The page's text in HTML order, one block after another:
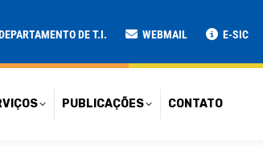
DE T.I. WEBMAIL E-SIC
PUBLICAÇÕES CONTATO